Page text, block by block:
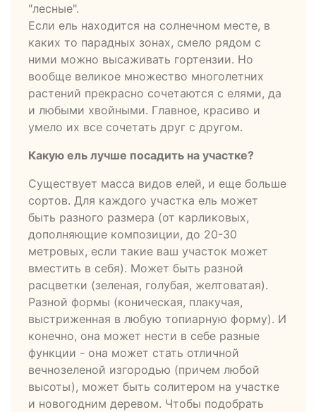
"лесные".
Если ель находится на солнечном месте, в
каких то парадных зонах, смело рядом с
ними можно высаживать гортензии. Но
вообще великое множество многолетних
растений прекрасно сочетаются с елями, да
и любыми хвойными. Главное, красиво и
умело их все сочетать друг с другом.
Какую ель лучше посадить на участке?
Существует масса видов елей, и еще больше
сортов. Для каждого участка ель может
быть разного размера (от карликовых,
дополняющие композиции, до 20-30
метровых, если такие ваш участок может
вместить в себя). Может быть разной
расцветки (зеленая, голубая, желтоватая).
Разной формы (коническая, плакучая,
выстриженная в любую топиарную форму). И
конечно, она может нести в себе разные
функции - она может стать отличной
вечнозеленой изгородью (причем любой
высоты), может быть солитером на участке
и новогодним деревом. Чтобы подобрать